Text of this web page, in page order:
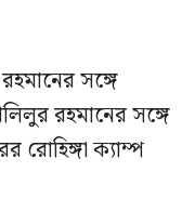
সঙ্গে
রহমানের সঙ্গে
রোহিঙ্গা ক্যাম্প